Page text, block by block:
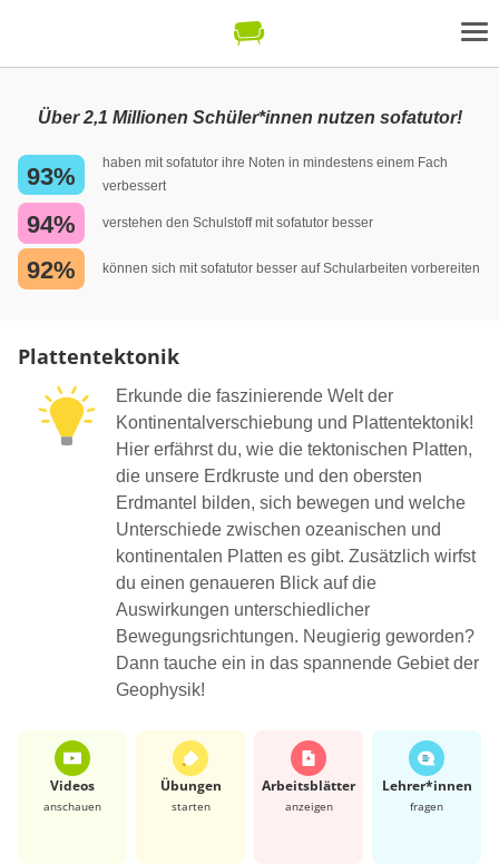
Über 2,1 Millionen Schüler*innen nutzen sofatutor!
93%
haben mit sofatutor ihre Noten in mindestens einem Fach
verbessert
94% verstehen den Schulstoff mit sofatutor besser
92% können sich mit sofatutor besser auf Schularbeiten vorbereiten
Plattentektonik
Erkunde die faszinierende Welt der
Kontinentalverschiebung und Plattentektonik!
Hier erfährst du, wie die tektonischen Platten,
die unsere Erdkruste und den obersten
Erdmantel bilden, sich bewegen und welche
Unterschiede zwischen ozeanischen und
kontinentalen Platten es gibt. Zusätzlich wirfst
du einen genaueren Blick auf die
Auswirkungen unterschiedlicher
Bewegungsrichtungen. Neugierig geworden?
Dann tauche ein in das spannende Gebiet der
Geophysik!
Videos
anschauen
Übungen
starten
Arbeits­blätter
anzeigen
Lehrer*​innen
fragen